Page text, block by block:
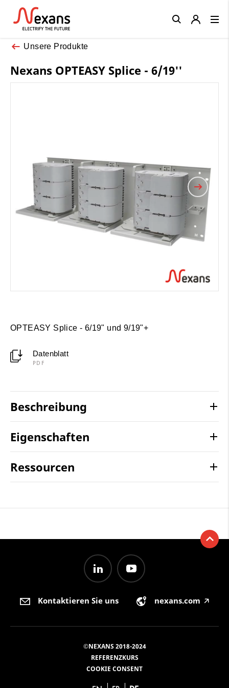
Unsere Produkte
Nexans OPTEASY Splice - 6/19''
OPTEASY Splice - 6/19" und 9/19"+
Datenblatt
PDF
Beschreibung
Eigenschaften
Ressourcen
Close
Kontaktieren Sie uns nexans.com 🡥
©NEXANS 2018-2024
REFERENZKURS
COOKIE CONSENT